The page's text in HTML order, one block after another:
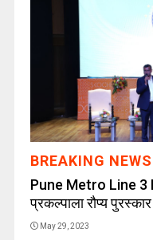
BREAKING NEWS
Pune Metro Line 3
प्रकल्पाला रौप्य पुरस्कार
May 29, 2023